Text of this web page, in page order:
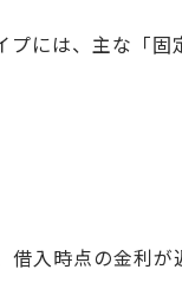
プには、主な「
借入時点の金利